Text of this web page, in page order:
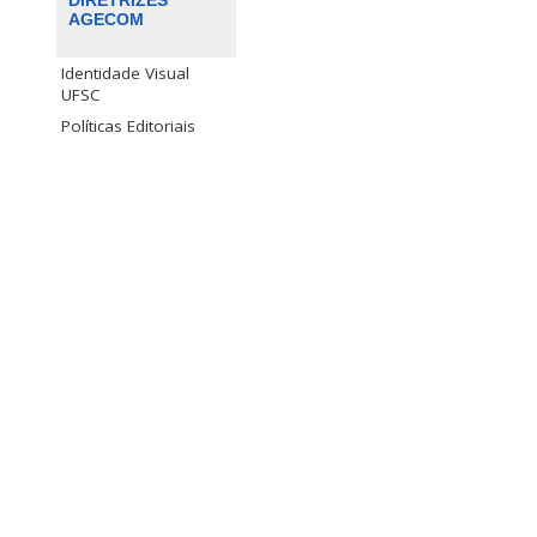
AGECOM
Identidade Visual
UFSC
Políticas Editoriais